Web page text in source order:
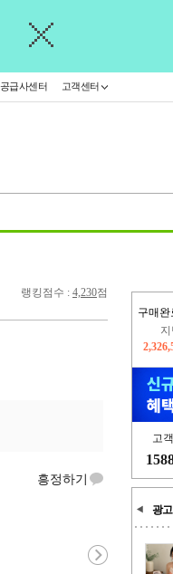
급사센터 고객센터
구매완
고
광고
랭킹점수 : 4,230점
흥정하기